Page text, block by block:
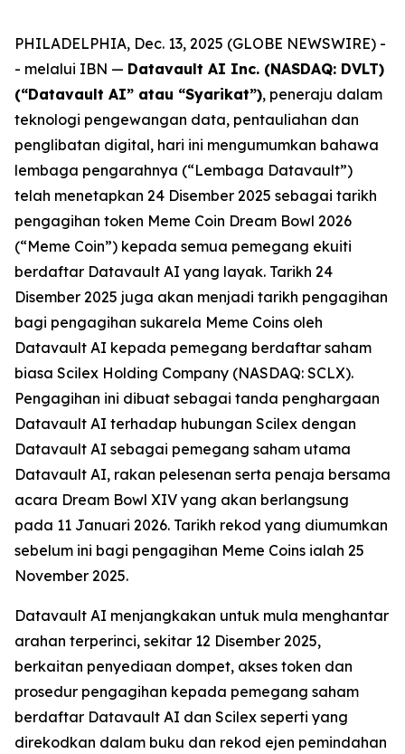
PHILADELPHIA, Dec. 13, 2025 (GLOBE NEWSWIRE) -
- melalui IBN — Datavault AI Inc. (NASDAQ: DVLT)
(“Datavault AI” atau “Syarikat”), peneraju dalam
teknologi pengewangan data, pentauliahan dan
penglibatan digital, hari ini mengumumkan bahawa
lembaga pengarahnya (“Lembaga Datavault”)
telah menetapkan 24 Disember 2025 sebagai tarikh
pengagihan token Meme Coin Dream Bowl 2026
(“Meme Coin”) kepada semua pemegang ekuiti
berdaftar Datavault AI yang layak. Tarikh 24
Disember 2025 juga akan menjadi tarikh pengagihan
bagi pengagihan sukarela Meme Coins oleh
Datavault AI kepada pemegang berdaftar saham
biasa Scilex Holding Company (NASDAQ: SCLX).
Pengagihan ini dibuat sebagai tanda penghargaan
Datavault AI terhadap hubungan Scilex dengan
Datavault AI sebagai pemegang saham utama
Datavault AI, rakan pelesenan serta penaja bersama
acara Dream Bowl XIV yang akan berlangsung
pada 11 Januari 2026. Tarikh rekod yang diumumkan
sebelum ini bagi pengagihan Meme Coins ialah 25
November 2025.
Datavault AI menjangkakan untuk mula menghantar
arahan terperinci, sekitar 12 Disember 2025,
berkaitan penyediaan dompet, akses token dan
prosedur pengagihan kepada pemegang saham
berdaftar Datavault AI dan Scilex seperti yang
direkodkan dalam buku dan rekod ejen pemindahan